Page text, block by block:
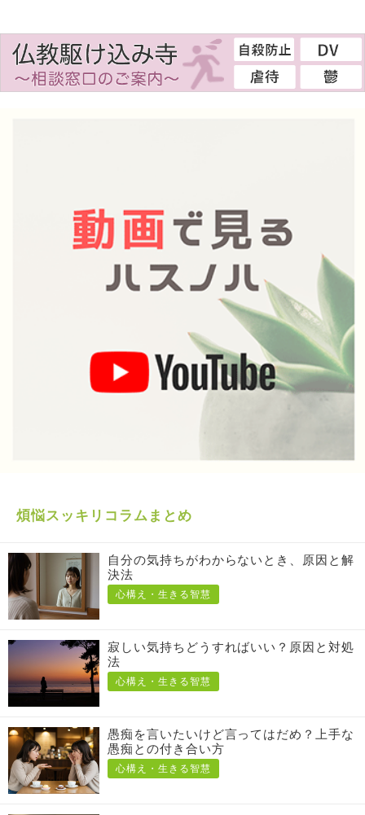
煩悩スッキリコラムまとめ
自分の気持ちがわからないとき、原因と解
決法
心構え・生きる智慧
寂しい気持ちどうすればいい？原因と対処
法
心構え・生きる智慧
愚痴を言いたいけど言ってはだめ？上手な
愚痴との付き合い方
心構え・生きる智慧